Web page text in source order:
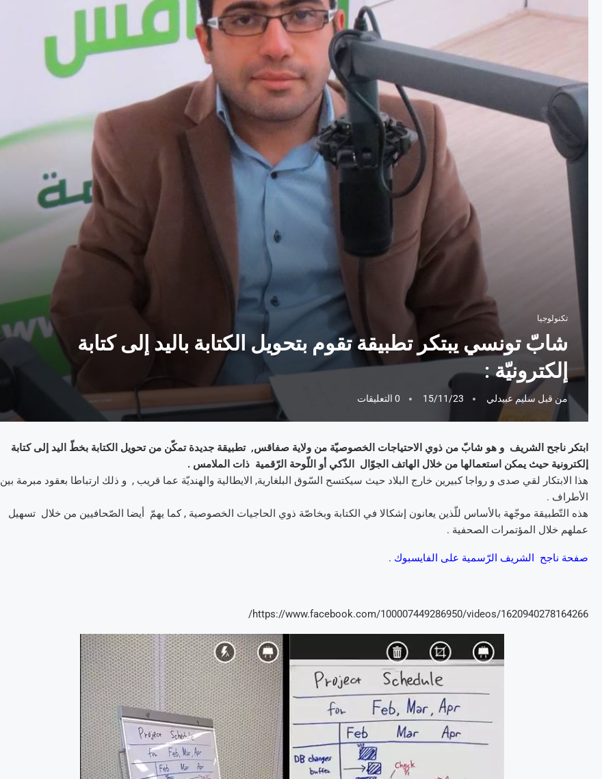
تكنولوجيا
شابّ تونسي يبتكر تطبيقة تقوم بتحويل الكتابة باليد إلى كتابة
إلكترونيّة :
من قبل سليم عبيدلي 15/11/23 0 التعليقات
ابتكر ناجح الشريف و هو شابّ من ذوي الاحتياجات الخصوصيّة من ولاية صفاقس, تطبيقة جديدة تمكّن من تحويل الكتابة بخطّ اليد إلى كتابة
إلكترونية حيث يمكن استعمالها من خلال الهاتف الجوّال الذّكي أو اللّوحة الرّقمية ذات الملامس .
هذا الابتكار لقي صدى و رواجا كبيرين خارج البلاد حيث سيكتسح السّوق البلغارية, الايطالية والهنديّة عما قريب , و ذلك ارتباطا بعقود مبرمة بين
الأطراف .
هذه التّطبيقة موجّهة بالأساس للّذين يعانون إشكالا في الكتابة وبخاصّة ذوي الحاجيات الخصوصية , كما يهمّ أيضا الصّحافيين من خلال تسهيل
عملهم خلال المؤتمرات الصحفية .
صفحة ناجح الشريف الرّسمية على الفايسبوك .
https://www.facebook.com/100007449286950/videos/1620940278164266/